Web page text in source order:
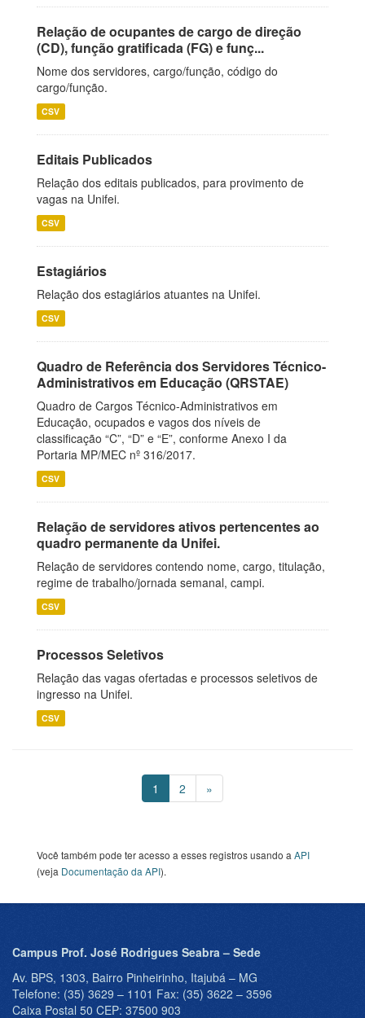
Relação de ocupantes de cargo de direção
(CD), função gratificada (FG) e funç...
Nome dos servidores, cargo/função, código do
cargo/função.
CSV
Editais Publicados
Relação dos editais publicados, para provimento de
vagas na Unifei.
CSV
Estagiários
Relação dos estagiários atuantes na Unifei.
CSV
Quadro de Referência dos Servidores Técnico-
Administrativos em Educação (QRSTAE)
Quadro de Cargos Técnico-Administrativos em
Educação, ocupados e vagos dos níveis de
classificação “C”, “D” e “E”, conforme Anexo I da
Portaria MP/MEC nº 316/2017.
CSV
Relação de servidores ativos pertencentes ao
quadro permanente da Unifei.
Relação de servidores contendo nome, cargo, titulação,
regime de trabalho/jornada semanal, campi.
CSV
Processos Seletivos
Relação das vagas ofertadas e processos seletivos de
ingresso na Unifei.
CSV
1 2 »
Você também pode ter acesso a esses registros usando a API
(veja Documentação da API).
Campus Prof. José Rodrigues Seabra – Sede
Av. BPS, 1303, Bairro Pinheirinho, Itajubá – MG
Telefone: (35) 3629 – 1101 Fax: (35) 3622 – 3596
Caixa Postal 50 CEP: 37500 903